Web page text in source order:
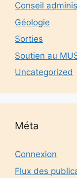
Conseil
Géologie
Sorties
Soutien au
Uncategorized
Méta
Connexion
Flux des